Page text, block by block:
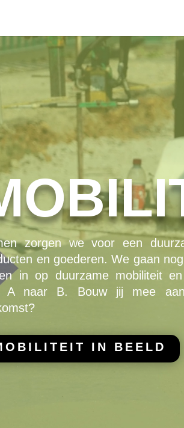
zorgen we voor een
en goederen. We gaan
in op duurzame mobiliteit
A naar B. Bouw jij mee
IN BEELD